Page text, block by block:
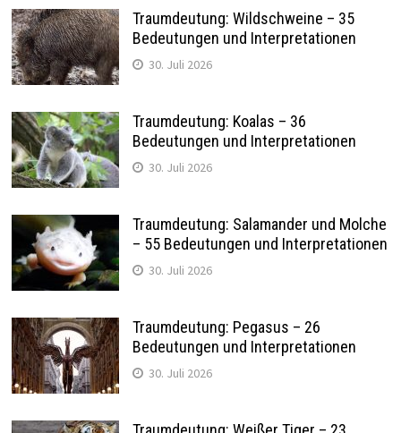
Traumdeutung: Wildschweine – 35
Bedeutungen und Interpretationen
30. Juli 2026
Traumdeutung: Koalas – 36
Bedeutungen und Interpretationen
30. Juli 2026
Traumdeutung: Salamander und Molche
– 55 Bedeutungen und Interpretationen
30. Juli 2026
Traumdeutung: Pegasus – 26
Bedeutungen und Interpretationen
30. Juli 2026